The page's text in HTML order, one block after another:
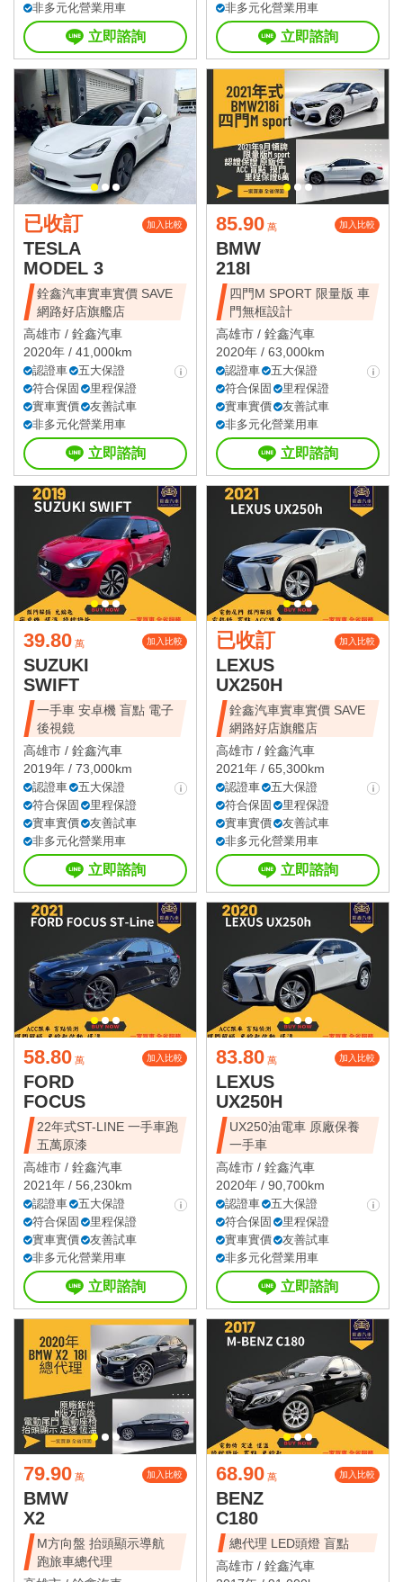
非多元化營業用車
立即諮詢
非多元化營業用車
立即諮詢
已收訂 加入比較
TESLA
MODEL 3
銓鑫汽車實車實價 SAVE
網路好店旗艦店
高雄市 / 銓鑫汽車
2020年 / 41,000km
認證車
五大保證
符合保固
里程保證
實車實價
友善試車
非多元化營業用車
立即諮詢
85.90 萬 加入比較
BMW
218I
四門M SPORT 限量版 車
門無框設計
高雄市 / 銓鑫汽車
2020年 / 63,000km
認證車
五大保證
符合保固
里程保證
實車實價
友善試車
非多元化營業用車
立即諮詢
39.80 萬 加入比較
SUZUKI
SWIFT
一手車 安卓機 盲點 電子
後視鏡
高雄市 / 銓鑫汽車
2019年 / 73,000km
認證車
五大保證
符合保固
里程保證
實車實價
友善試車
非多元化營業用車
立即諮詢
已收訂 加入比較
LEXUS
UX250H
銓鑫汽車實車實價 SAVE
網路好店旗艦店
高雄市 / 銓鑫汽車
2021年 / 65,300km
認證車
五大保證
符合保固
里程保證
實車實價
友善試車
非多元化營業用車
立即諮詢
58.80 萬 加入比較
FORD
FOCUS
22年式ST-LINE 一手車跑
五萬原漆
高雄市 / 銓鑫汽車
2021年 / 56,230km
認證車
五大保證
符合保固
里程保證
實車實價
友善試車
非多元化營業用車
立即諮詢
83.80 萬 加入比較
LEXUS
UX250H
UX250油電車 原廠保養
一手車
高雄市 / 銓鑫汽車
2020年 / 90,700km
認證車
五大保證
符合保固
里程保證
實車實價
友善試車
非多元化營業用車
立即諮詢
79.90 萬 加入比較
BMW
X2
M方向盤 抬頭顯示導航
跑旅車總代理
68.90 萬 加入比較
BENZ
C180
總代理 LED頭燈 盲點
高雄市 / 銓鑫汽車